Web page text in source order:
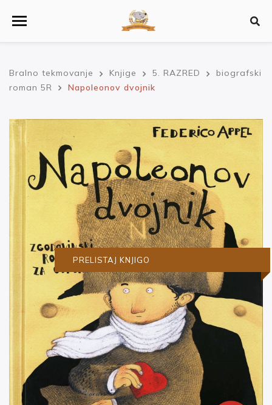
Bralno tekmovanje Knjige 5. RAZRED
biografski
roman 5R
Napoleonov dvojnik
PRELISTAJ KNJIGO